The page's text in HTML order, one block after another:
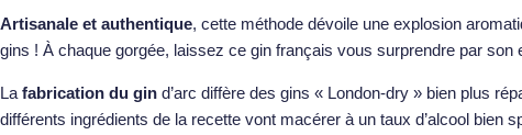
Artisanale et authentique, cette méthode dévoile une explosion
gins ! À chaque gorgée, laissez ce gin français vous surprendre par son
La fabrication du gin d’arc diffère des gins « London-dry » bien plus
différents ingrédients de la recette vont macérer à un taux d’alcool bien